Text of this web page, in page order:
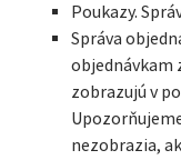
Poukazy.
Správa
objednávkam
zobrazujú v
nezobrazia,